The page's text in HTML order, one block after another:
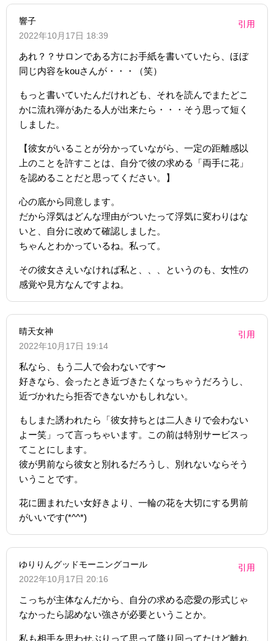
響子
2022年10月17日 18:39
引用
あれ？？サロンである方にお手紙を書いていたら、ほぼ
同じ内容をkouさんが・・・（笑）
もっと書いていたんだけれども、それを読んでまたどこ
かに流れ弾があたる人が出来たら・・・そう思って短く
しました。
【彼女がいることが分かっていながら、一定の距離感以
上のことを許すことは、自分で彼の求める「両手に花」
を認めることだと思ってください。】
心の底から同意します。
だから浮気はどんな理由がついたって浮気に変わりはな
いと、自分に改めて確認しました。
ちゃんとわかっているね。私って。
その彼女さえいなければ私と、、、というのも、女性の
感覚や見方なんですよね。
晴天女神
2022年10月17日 19:14
引用
私なら、もう二人で会わないです〜
好きなら、会ったとき近づきたくなっちゃうだろうし、
近づかれたら拒否できないかもしれない。
もしまた誘われたら「彼女持ちとは二人きりで会わない
よー笑」って言っちゃいます。この前は特別サービスっ
てことにします。
彼が男前なら彼女と別れるだろうし、別れないならそう
いうことです。
花に囲まれたい女好きより、一輪の花を大切にする男前
がいいです(*^^*)
ゆりりんグッドモーニングコール
2022年10月17日 20:16
引用
こっちが主体なんだから、自分の求める恋愛の形式じゃ
なかったら認めない強さが必要ということか。
私も相手を思わせぶりって思って降り回ってたけど離れ